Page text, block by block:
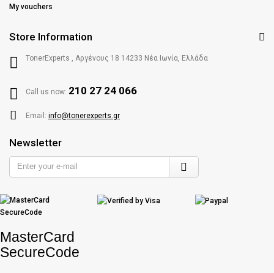
My vouchers
Store Information
TonerExperts , Αργένους 18 14233 Νέα Ιωνία, Ελλάδα
Call us now: 210 27 24 066
Email: info@tonerexperts.gr
Newsletter
Enter
your
MasterCard
SecureCode